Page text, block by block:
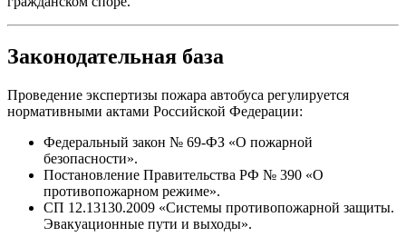
Законодательная база
Проведение экспертизы пожара автобуса регулируется
нормативными актами Российской Федерации:
Федеральный закон № 69-ФЗ «О пожарной
безопасности».
Постановление Правительства РФ № 390 «О
противопожарном режиме».
СП 12.13130.2009 «Системы противопожарной защиты.
Эвакуационные пути и выходы».